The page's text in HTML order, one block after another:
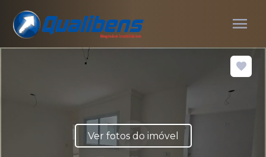
menu
Ver fotos do imóvel